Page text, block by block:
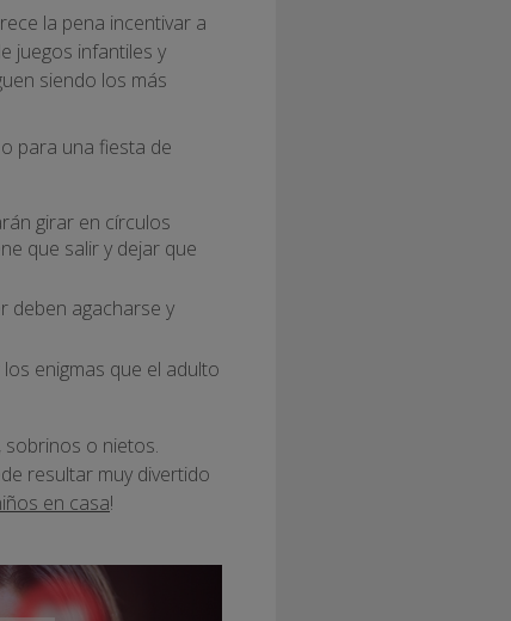
la pena incentivar a
juegos infantiles y
siendo los más
para una fiesta de
girar en círculos
que salir y dejar que
deben agacharse y
enigmas que el adulto
sobrinos o nietos.
resultar muy divertido
en casa!